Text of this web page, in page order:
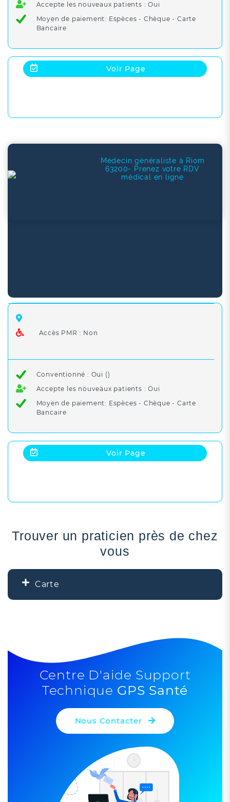
Accepte les nouveaux patients : Oui
Moyen de paiement: Espèces - Chèque - Carte
Bancaire
Voir Page
Médecin généraliste à Riom
63200- Prenez votre RDV
médical en ligne
Accès PMR : Non
Conventionné : Oui ()
Accepte les nouveaux patients : Oui
Moyen de paiement: Espèces - Chèque - Carte
Bancaire
Voir Page
Trouver un praticien près de chez
vous
Carte
5
Leaflet| ©OpenStreetMap
Centre D'aide Support
Technique GPS Santé
Nous Contacter